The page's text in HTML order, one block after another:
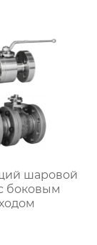
шаровой
боковым